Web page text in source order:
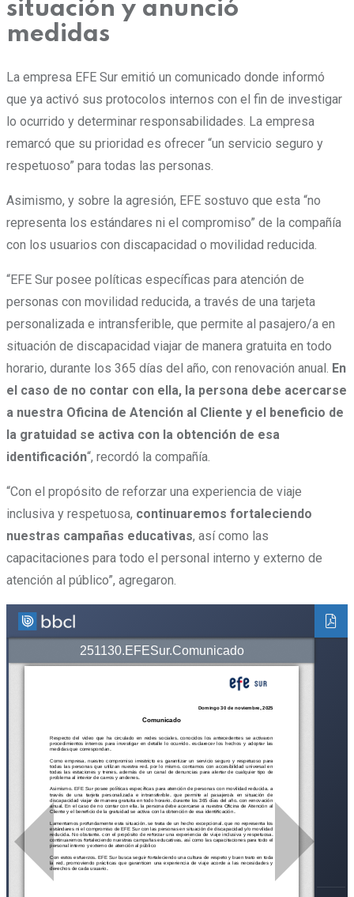
situación y anunció
medidas
La empresa EFE Sur emitió un comunicado donde informó
que ya activó sus protocolos internos con el fin de investigar
lo ocurrido y determinar responsabilidades. La empresa
remarcó que su prioridad es ofrecer “un servicio seguro y
respetuoso” para todas las personas.
Asimismo, y sobre la agresión, EFE sostuvo que esta “no
representa los estándares ni el compromiso” de la compañía
con los usuarios con discapacidad o movilidad reducida.
“EFE Sur posee políticas específicas para atención de
personas con movilidad reducida, a través de una tarjeta
personalizada e intransferible, que permite al pasajero/a en
situación de discapacidad viajar de manera gratuita en todo
horario, durante los 365 días del año, con renovación anual. En
el caso de no contar con ella, la persona debe acercarse
a nuestra Oficina de Atención al Cliente y el beneficio de
la gratuidad se activa con la obtención de esa
identificación“, recordó la compañía.
“Con el propósito de reforzar una experiencia de viaje
inclusiva y respetuosa, continuaremos fortaleciendo
nuestras campañas educativas, así como las
capacitaciones para todo el personal interno y externo de
atención al público”, agregaron.